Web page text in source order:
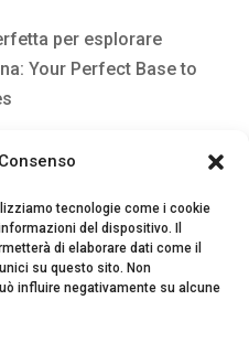
tecnologie come i cookie
del dispositivo. Il
di elaborare dati come il
su questo sito. Non
influire negativamente su alcune
per esplorare
Your Perfect Base to